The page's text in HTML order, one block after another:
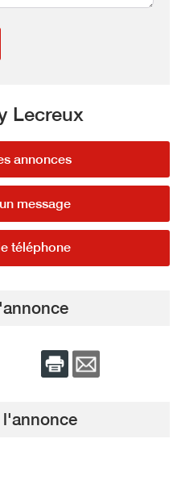
Lecreux
annonces
message
téléphone